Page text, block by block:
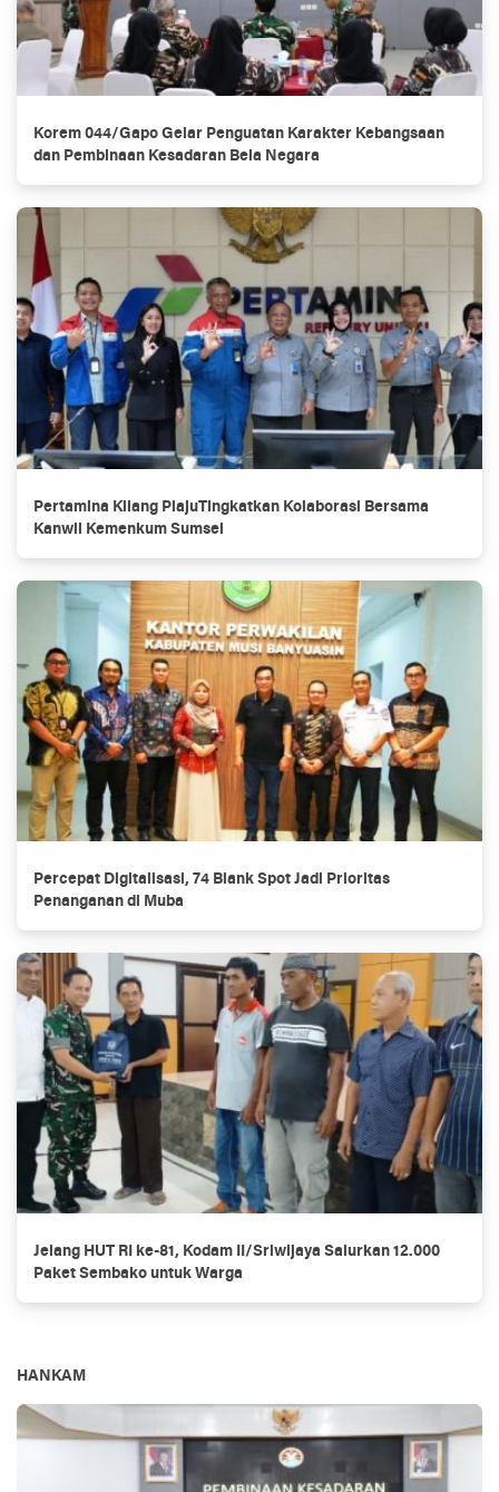
Korem 044/Gapo Gelar Penguatan Karakter Kebangsaan
dan Pembinaan Kesadaran Bela Negara
Pertamina Kilang PlajuTingkatkan Kolaborasi Bersama
Kanwil Kemenkum Sumsel
Percepat Digitalisasi, 74 Blank Spot Jadi Prioritas
Penanganan di Muba
Jelang HUT RI ke-81, Kodam II/Sriwijaya Salurkan 12.000
Paket Sembako untuk Warga
HANKAM